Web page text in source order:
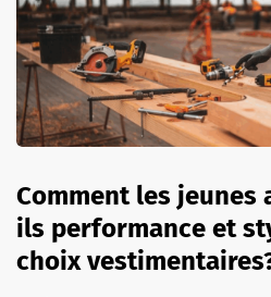
Comment les
ils performance et
choix